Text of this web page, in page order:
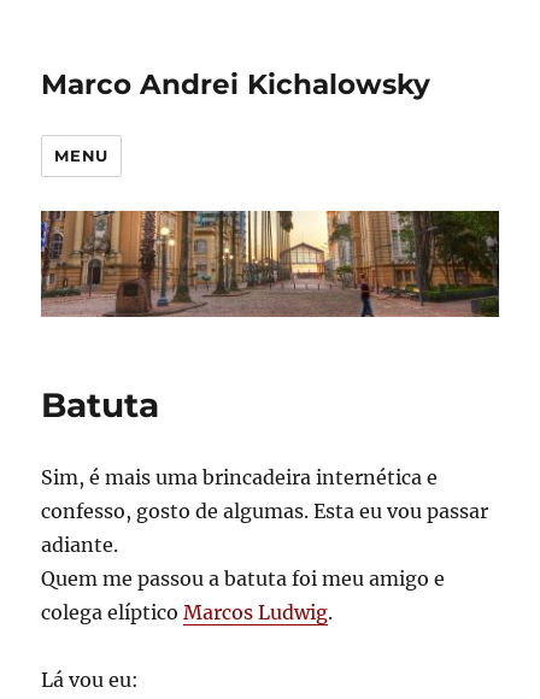
Marco Andrei Kichalowsky
MENU
Batuta
Sim, é mais uma brincadeira internética e
confesso, gosto de algumas. Esta eu vou passar
adiante.
Quem me passou a batuta foi meu amigo e
colega elípticoMarcos Ludwig.
Lá vou eu: